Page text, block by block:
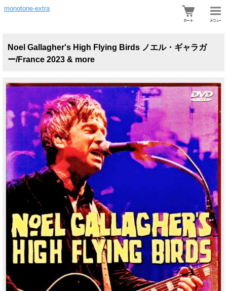
monotone-extra
Noel Gallagher's High Flying Birds ノエル・ギャラガ
ー/France 2023 & more